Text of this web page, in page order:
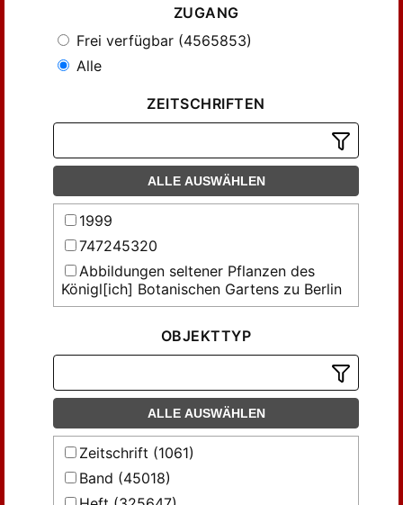
ZUGANG
Frei verfügbar (4565853)
Alle
ZEITSCHRIFTEN
ALLE AUSWÄHLEN
1999
747245320
Abbildungen seltener Pflanzen des
Königl[ich] Botanischen Gartens zu Berlin
Wissenschaften in Göttingen,
Mathematisch-Physikalische Klasse
Botanischen Vereins 'Irmischia' zu
Sondershausen
Abhandlungen über Preussens
Kommunalwesen und denkwürdige
vaterländische Gesetze und Einrichtungen
Acta Facultatis Rerum Naturalium
OBJEKTTYP
ALLE AUSWÄHLEN
Zeitschrift (1061)
Band (45018)